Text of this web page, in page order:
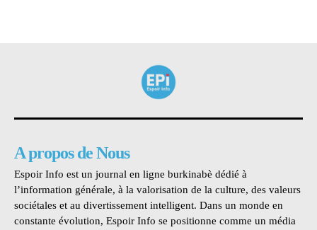
A propos de Nous
Espoir Info est un journal en ligne burkinabè dédié à
l’information générale, à la valorisation de la culture, des valeurs
sociétales et au divertissement intelligent. Dans un monde en
constante évolution, Espoir Info se positionne comme un média